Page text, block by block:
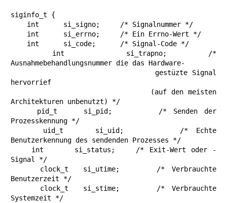
siginfo_t {
Ausnahmebehandlungsnummer die das Hardware-
hervorrief
Architekturen unbenutzt) */
Prozesskennung */
Benutzerkennung des sendenden Prozesses */
Signal */
Benutzerzeit */
Systemzeit */